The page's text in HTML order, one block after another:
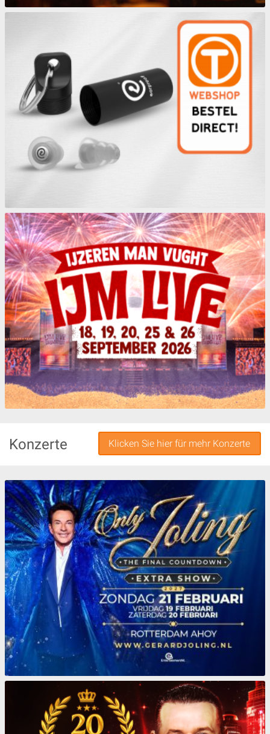
Konzerte Klicken Sie hier für mehr Konzerte